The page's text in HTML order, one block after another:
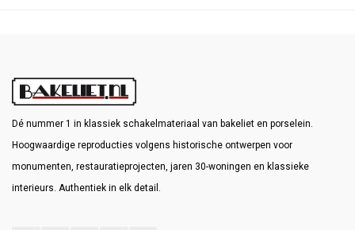
Dé nummer 1 in klassiek schakelmateriaal van bakeliet en porselein.
Hoogwaardige reproducties volgens historische ontwerpen voor
monumenten, restauratieprojecten, jaren 30-woningen en klassieke
interieurs. Authentiek in elk detail.